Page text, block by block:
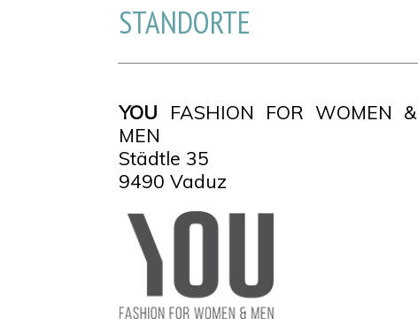
STANDORTE
YOU FASHION FOR WOMEN &
MEN
Städtle 35
9490 Vaduz